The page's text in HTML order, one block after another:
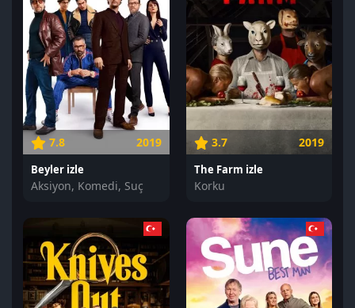
7.8 2019
Beyler izle
Aksiyon, Komedi, Suç
3.7 2019
The Farm izle
Korku